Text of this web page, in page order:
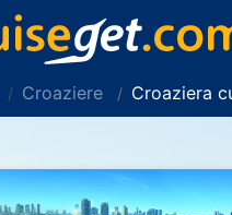
Croaziere Croaziera